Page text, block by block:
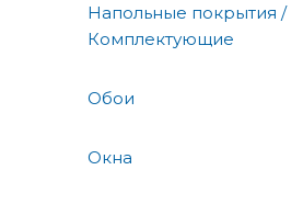
Напольные покрытия /
Комплектующие
Обои
Окна